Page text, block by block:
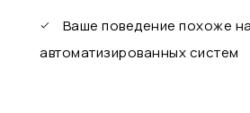
Ваше поведение похоже
автоматизированных систем